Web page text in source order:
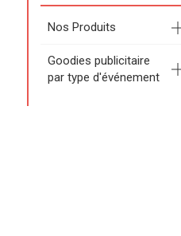
Nos Produits
Goodies publicitaire
par type d'événement